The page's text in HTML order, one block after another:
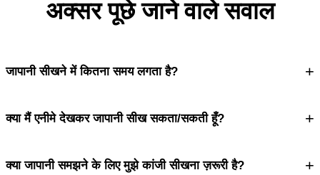
अक्सर पूछे जाने वाले सवाल
जापानी सीखने में कितना समय लगता है? +
क्या मैं एनीमे देखकर जापानी सीख सकता/सकती हूँ? +
क्या जापानी समझने के लिए मुझे कांजी सीखना ज़रूरी है? +